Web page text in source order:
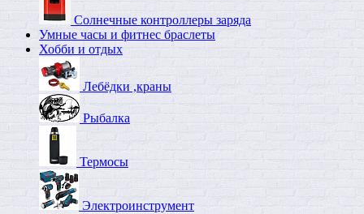
Солнечные контроллеры заряда
Умные часы и фитнес браслеты
Хобби и отдых
Лебёдки ,краны
Рыбалка
Термосы
Электроинструмент